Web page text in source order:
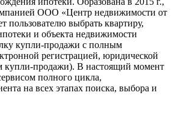
ООО «Центр недвижимости от
пользователю выбрать квартиру,
и объекта недвижимости
купли-продажи с полным
регистрацией, юридической
купли-продажи). В настоящий момент
полного цикла,
на всех этапах поиска, выбора и